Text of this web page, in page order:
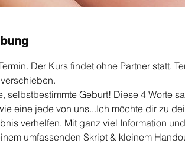
Der Kurs findet ohne Partner statt.
selbstbestimmte Geburt! Diese 4 Worte
eine jede von uns...Ich möchte dir zu
verhelfen. Mit ganz viel Information
umfassenden Skript & kleinem